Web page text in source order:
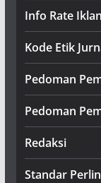
Info Rate Iklan
Kode Etik
Pedoman
Pedoman
Redaksi
Standar